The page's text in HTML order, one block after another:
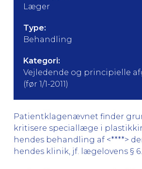
Læger
Type:
Behandling
Kategori:
Vejledende og principielle
(før 1/1-2011)
Patientklagenævnet finder
kritisere speciallæge i
hendes behandling af <****>
hendes klinik, jf. lægelovens § 6.